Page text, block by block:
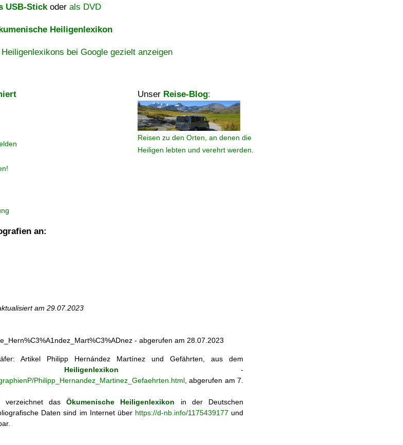
USB-Stickoder als DVD
Heiligenlexikon
bei Google gezielt anzeigen
Unser Reise-Blog:
Reisen zu den Orten, an denen die
Heiligen lebten und verehrt werden.
an:
am 29.07.2023
- abgerufen am 28.07.2023
Artikel Philipp Hernández Martínez und Gefährten, aus dem
Heiligenlexikon -
Philipp_Hernandez_Martinez_Gefaehrten.html , abgerufen am 7.
verzeichnet dasÖkumenische Heiligenlexikon in der Deutschen
Daten sind im Internet über https://d-nb.info/1175439177 und